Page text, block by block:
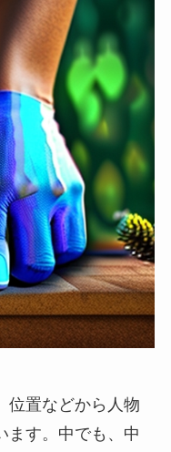
位置などから人物
ます。中でも、中